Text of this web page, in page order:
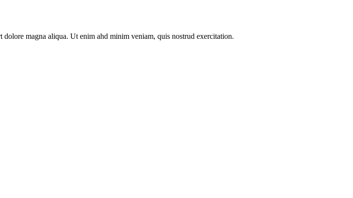
magna aliqua. Ut enim ahd minim veniam, quis nostrud exercitation.